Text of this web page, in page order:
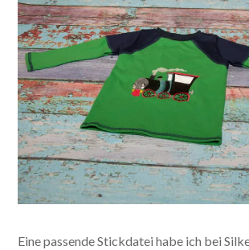
Eine passende Stickdatei habe ich bei